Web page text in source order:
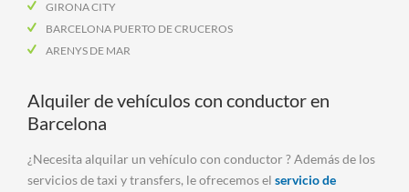
GIRONA CITY
BARCELONA PUERTO DE CRUCEROS
ARENYS DE MAR
Alquiler de vehículos con conductor en
Barcelona
¿Necesita alquilar un vehículo con conductor ? Además de los
servicios de taxi y transfers, le ofrecemos el servicio de